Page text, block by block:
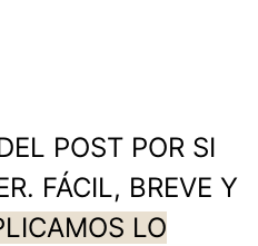
POST POR SI
FÁCIL, BREVE Y
LO